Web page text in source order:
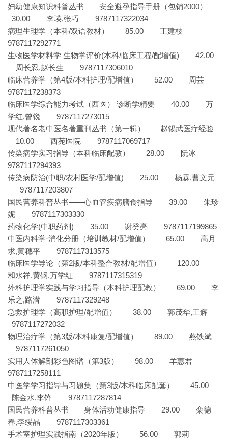
妇幼健康知识科普丛书——安全避孕指导手册（包销2000）
30.00 李瑛,张巧 9787117322034
病理生理学（本科/双语教材） 85.00 王建枝
9787117292771
生物医学材料学 生物学评价(本科/临床工程/配增值) 42.00
周长忍,赵长生 9787117306010
临床营养学（第4版/本科护理/配增值） 52.00 周芸
9787117238373
临床医学综合能力考试（西医） 诊断学精要 40.00 万
学红,曾锐 9787117273015
现代著名老中医名著重刊丛书（第一辑）——赵锡武医疗经验
10.00 西苑医院 9787117069717
传染病学实习指导（本科临床配教） 28.00 阮冰
9787117294393
传染病防治(中职/农村医学/配增值) 25.00 杨霖,曹文元
9787117203807
国民营养科普丛书——心血管疾病膳食指导 39.00 朱珍
妮 9787117303330
药物化学(中职药剂) 35.00 谢癸亮 9787117199865
中医内科学·消化分册（培训教材/配增值） 65.00 高月
求,黄穗平 9787117313575
临床医学导论（第2版/本科整合教材/配增值） 120.00
和水祥,黄钢,万学红 9787117315319
外科护理学实践与学习指导（本科护理配教） 69.00 李
乐之,路潜 9787117329248
急救护理学（高职护理/配增值） 38.00 郭茂华,王辉
9787117272032
物理治疗学（第3版/本科康复/配增值） 89.00 燕铁斌
9787117261050
实用人体解剖彩色图谱（第3版） 98.00 羊惠君
9787117258111
中医学学习指导与习题集（第3版/本科临床配套） 45.00
陈金水,李锋 9787117287814
国民营养科普丛书——身体活动健康指导 29.00 栾德
春,李绥晶 9787117303361
手术室护理实践指南（2020年版） 56.00 郭莉